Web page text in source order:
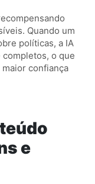
Quando um
políticas, a IA
o que
confiança
e